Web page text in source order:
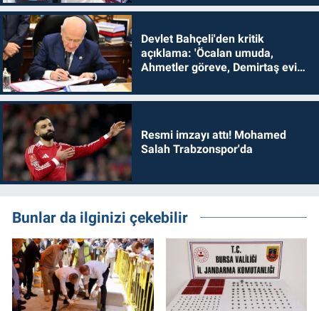
Devlet Bahçeli'den kritik
açıklama: 'Öcalan umuda,
Ahmetler göreve, Demirtaş evine
Resmi imzayı attı! Mohamed
Salah Trabzonspor'da
Bunlar da ilginizi çekebilir